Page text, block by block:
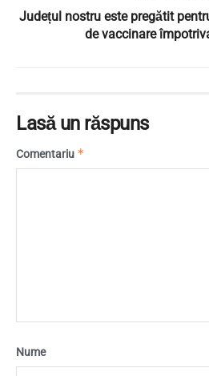
Județul nostru este pregătit
de vaccinare
Lasă un răspuns
Comentariu *
Nume